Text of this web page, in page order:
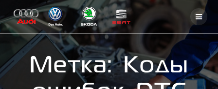
Skip
to
content
Метка:Коды